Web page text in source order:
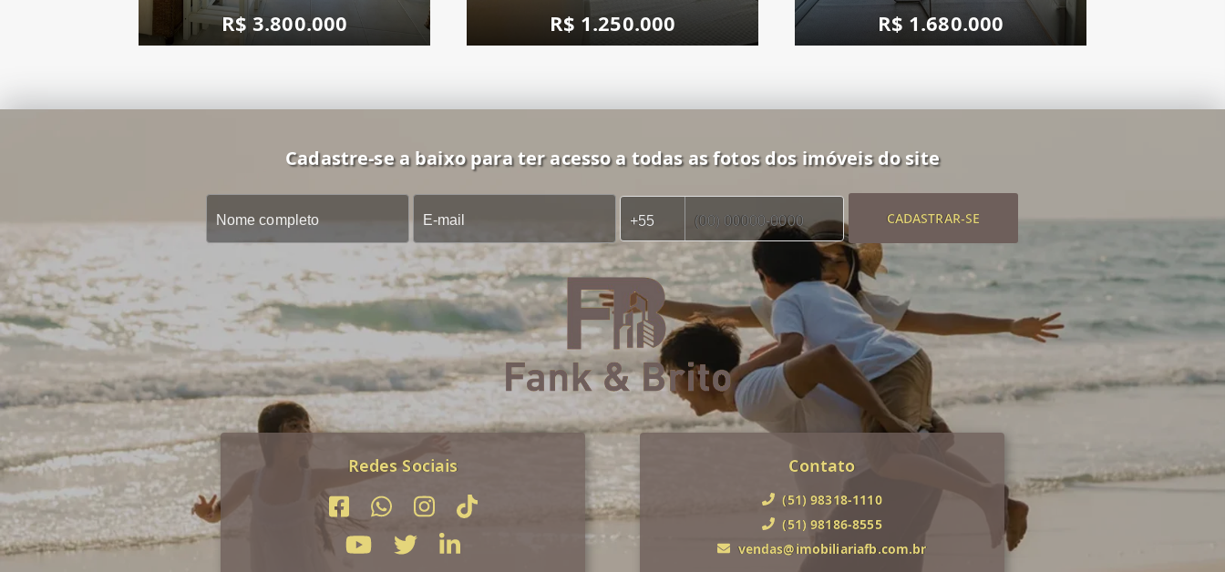
R$ 3.800.000 R$ 1.250.000 R$ 1.680.000
Cadastre-se a baixo para ter acesso a todas as fotos dos imóveis do site
CADASTRAR-SE
Redes Sociais Contato
(51) 98318-1110
(51) 98186-8555
vendas@imobiliariafb.com.br